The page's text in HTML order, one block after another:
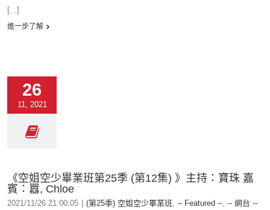
[...]
進一步了解
26
11, 2021
《空姐空少畢業班第25季 (第12集) 》主持：寶珠 嘉
賓：囂, Chloe
2021/11/26 21:00:05 (第25季) 空姐空少畢業班, -- Featured --, -- 網台 --